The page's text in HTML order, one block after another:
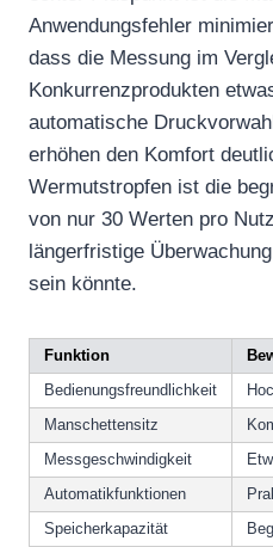
Anwendungsfehler
dass die Messung im
Konkurrenzprodukten
automatische
erhöhen den Komfort
Wermutstropfen ist die
von nur 30 Werten pro
längerfristige
sein könnte.
Funktion
Bedienungsfreundlichkeit
Manschettensitz
Messgeschwindigkeit
Automatikfunktionen
Speicherkapazität